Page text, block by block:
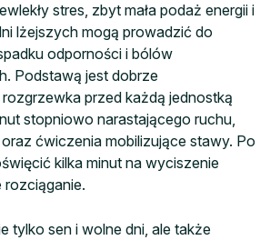
stres, zbyt mała podaż energii i
lżejszych mogą prowadzić do
odporności i bólów
Podstawą jest dobrze
przed każdą jednostką
stopniowo narastającego ruchu,
ćwiczenia mobilizujące stawy. Po
kilka minut na wyciszenie
rozciąganie.
tylko sen i wolne dni, ale także